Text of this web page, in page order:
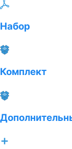
Набор
Комплект